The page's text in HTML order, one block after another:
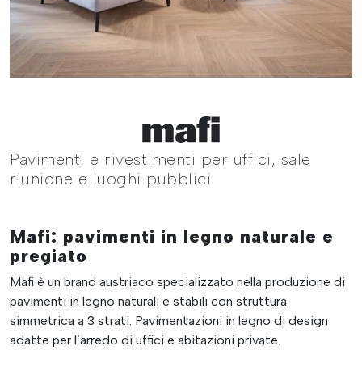
Pavimenti e rivestimenti per uffici, sale
riunione e luoghi pubblici
Mafi: pavimenti in legno naturale e
pregiato
Mafi è un brand austriaco specializzato nella produzione di
pavimenti in legno naturali e stabili con struttura
simmetrica a 3 strati. Pavimentazioni in legno di design
adatte per l’arredo di uffici e abitazioni private.